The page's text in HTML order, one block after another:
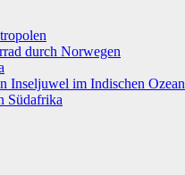
durch Norwegen
Inseljuwel im Indischen Ozean
Südafrika